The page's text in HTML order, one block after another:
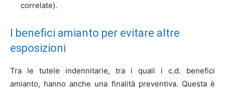
correlate).
I benefici amianto per evitare altre
esposizioni
Tra le tutele indennitarie, tra i quali i c.d. benefici
amianto, hanno anche una finalità preventiva. Questa è